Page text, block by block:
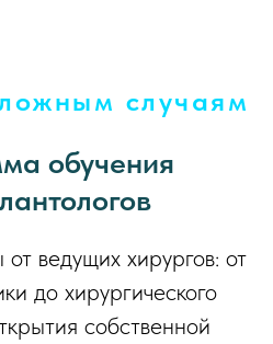
случаям
обучения
ведущих хирургов: от
до хирургического
собственной